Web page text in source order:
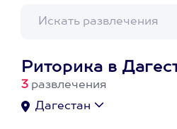
Риторика в
3 развлечения
Дагестан